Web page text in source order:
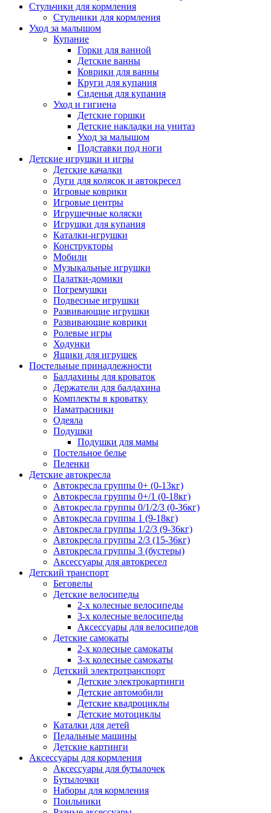
Стульчики для кормления
Стульчики для кормления
Уход за малышом
Купание
Горки для ванной
Детские ванны
Коврики для ванны
Круги для купания
Сиденья для купания
Уход и гигиена
Детские горшки
Детские накладки на унитаз
Уход за малышом
Подставки под ноги
Детские игрушки и игры
Детские качалки
Дуги для колясок и автокресел
Игровые коврики
Игровые центры
Игрушечные коляски
Игрушки для купания
Каталки-игрушки
Конструкторы
Мобили
Музыкальные игрушки
Палатки-домики
Погремушки
Подвесные игрушки
Развивающие игрушки
Развивающие коврики
Ролевые игры
Ходунки
Ящики для игрушек
Постельные принадлежности
Балдахины для кроваток
Держатели для балдахина
Комплекты в кроватку
Наматрасники
Одеяла
Подушки
Подушки для мамы
Постельное белье
Пеленки
Детские автокресла
Автокресла группы 0+ (0-13кг)
Автокресла группы 0+/1 (0-18кг)
Автокресла группы 0/1/2/3 (0-36кг)
Автокресла группы 1 (9-18кг)
Автокресла группы 1/2/3 (9-36кг)
Автокресла группы 2/3 (15-36кг)
Автокресла группы 3 (бустеры)
Аксессуары для автокресел
Детский транспорт
Беговелы
Детские велосипеды
2-х колесные велосипеды
3-х колесные велосипеды
Аксессуары для велосипедов
Детские самокаты
2-х колесные самокаты
3-х колесные самокаты
Детский электротранспорт
Детские электрокартинги
Детские автомобили
Детские квадроциклы
Детские мотоциклы
Каталки для детей
Педальные машины
Детские картинги
Аксессуары для кормления
Аксессуары для бутылочек
Бутылочки
Наборы для кормления
Поильники